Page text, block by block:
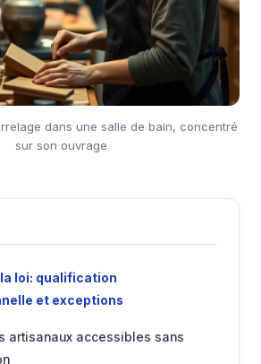
dans une salle de bain, concentré
sur son ouvrage
loi: qualification
et exceptions
artisanaux accessibles sans